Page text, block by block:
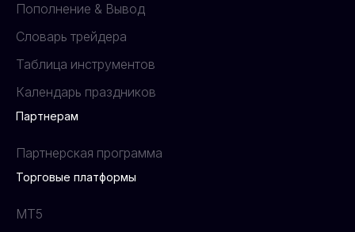
Пополнение & Вывод
Словарь трейдера
Таблица инструментов
Календарь праздников
Партнерам
Партнерская программа
Торговые платформы
MT5